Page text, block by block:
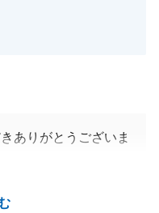
ありがとうございま
ればお気軽にお声が